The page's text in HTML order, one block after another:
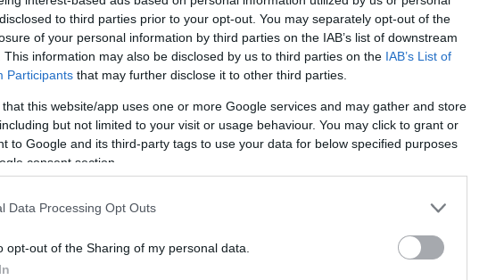
to third parties prior to your opt-out. You may separately opt-out of the
of your personal information by third parties on the IAB’s list of downstream
This information may also be disclosed by us to third parties on the IAB’s List of
Participants that may further disclose it to other third parties.
that this website/app uses one or more Google services and may gather and store
but not limited to your visit or usage behaviour. You may click to grant or
to Google and its third-party tags to use your data for below specified purposes
consent section.
Data Processing Opt Outs
opt-out of the Sharing of my personal data.